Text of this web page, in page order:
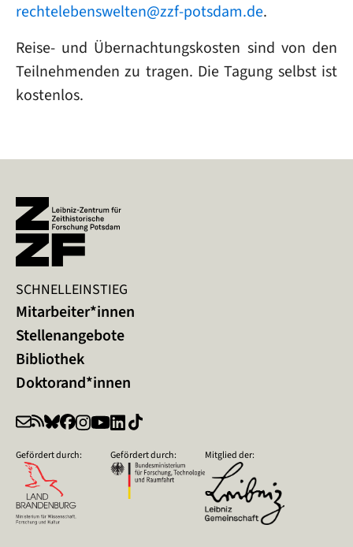
rechtelebenswelten@zzf-potsdam.de.
Reise- und Übernachtungskosten sind von den
Teilnehmenden zu tragen. Die Tagung selbst ist
kostenlos.
SCHNELLEINSTIEG
Mitarbeiter*innen
Stellenangebote
Bibliothek
Doktorand*innen
Gefördert durch: Gefördert durch: Mitglied der: